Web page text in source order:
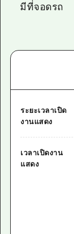
มีที่จอดรถ
ระยะเวลาเปิด
งานแสดง
เวลาเปิดงาน
แสดง